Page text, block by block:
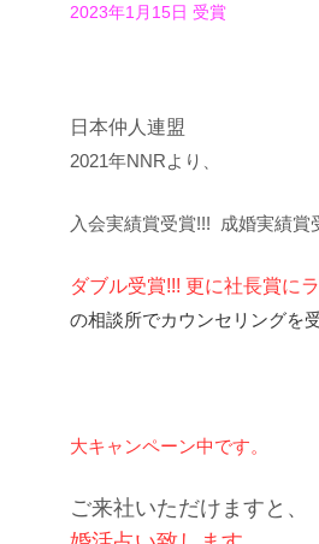
2023年1月15日 受賞
日本仲人連盟
2021年NNRより、
入会実績賞受賞!!! 成婚実績賞
ダブル受賞!!! 更に社長賞に
の相談所でカウンセリングを
大キャンペーン中です。
ご来社いただけますと、